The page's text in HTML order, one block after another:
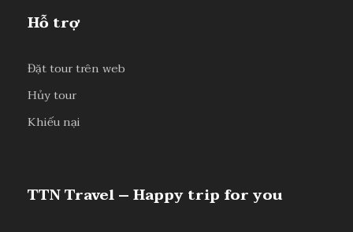
Hỗ trợ
Đặt tour trên web
Hủy tour
Khiếu nại
TTN Travel – Happy trip for you